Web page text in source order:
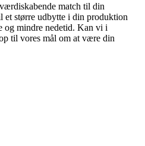
match til din
et større udbytte i din produktion
og mindre nedetid. Kan vi i
til vores mål om at være din